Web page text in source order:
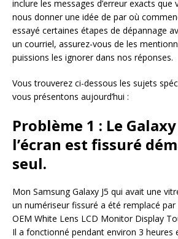
inclure les messages d’erreur exacts
nous donner une idée de par où
essayé certaines étapes de dépannage
un courriel, assurez-vous de les
puissions les ignorer dans nos réponses.
Vous trouverez ci-dessous les sujets
vous présentons aujourd’hui :
Problème 1 : Le
l’écran est fissuré
seul.
Mon Samsung Galaxy J5 qui avait une
un numériseur fissuré a été remplacé
OEM White Lens LCD Monitor Display
Il a fonctionné pendant environ 3 heures